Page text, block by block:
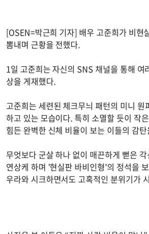
[OSEN=박근희 기자] 배우 고준희가 비현
뽐내며 근황을 전했다.
1일 고준희는 자신의 SNS 채널을 통해 여
상을 게재했다.
고준희는 세련된 체크무늬 패턴의 미니 원
하고 있는 모습이다. 특히 소멸할 듯이 작
힘든 완벽한 신체 비율이 보는 이들의 감
무엇보다 군살 하나 없이 매끈하게 뻗은
연상케 하며 '현실판 바비인형'의 정석을
우라와 시크하면서도 고혹적인 분위기가